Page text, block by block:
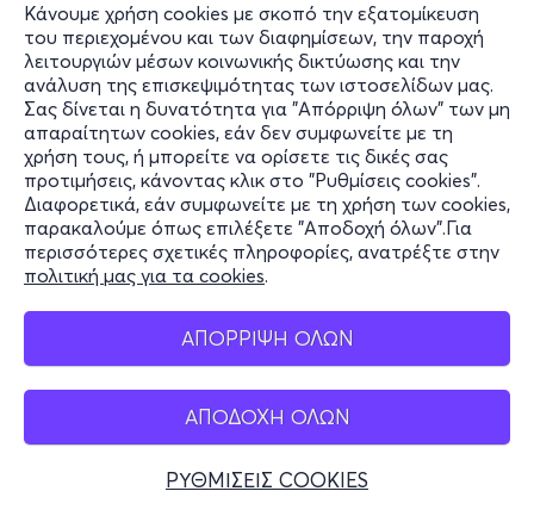
Κάνουμε χρήση cookies με σκοπό την εξατομίκευση
του περιεχομένου και των διαφημίσεων, την παροχή
λειτουργιών μέσων κοινωνικής δικτύωσης και την
ανάλυση της επισκεψιμότητας των ιστοσελίδων μας.
Σας δίνεται η δυνατότητα για "Απόρριψη όλων" των μη
απαραίτητων cookies, εάν δεν συμφωνείτε με τη
χρήση τους, ή μπορείτε να ορίσετε τις δικές σας
προτιμήσεις, κάνοντας κλικ στο "Ρυθμίσεις cookies".
Διαφορετικά, εάν συμφωνείτε με τη χρήση των cookies,
παρακαλούμε όπως επιλέξετε "Αποδοχή όλων".Για
περισσότερες σχετικές πληροφορίες, ανατρέξτε στην
πολιτική μας για τα cookies.
ΑΠΟΡΡΙΨΗ ΟΛΩΝ
ΑΠΟΔΟΧΗ ΟΛΩΝ
ΡΥΘΜΙΣΕΙΣ COOKIES